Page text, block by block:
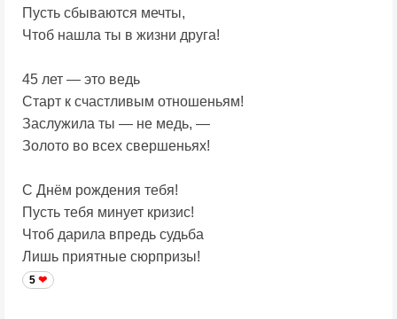
Пусть сбываются мечты,
Чтоб нашла ты в жизни друга!
45 лет — это ведь
Старт к счастливым отношеньям!
Заслужила ты — не медь, —
Золото во всех свершеньях!
С Днём рождения тебя!
Пусть тебя минует кризис!
Чтоб дарила впредь судьба
Лишь приятные сюрпризы!
5